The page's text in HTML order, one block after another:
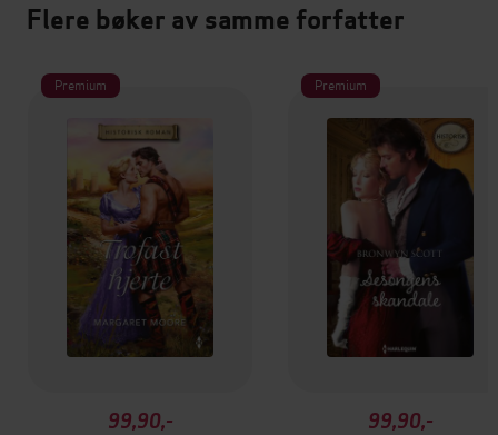
Flere bøker av samme forfatter
Premium
99,90,-
Premium
99,90,-